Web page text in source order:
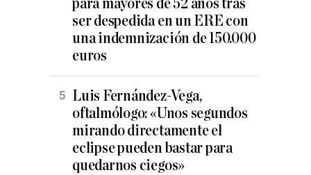
para mayores de 52 años tras
ser despedida en un ERE con
una indemnización de 150.000
euros
Luis Fernández-Vega,
oftalmólogo: «Unos segundos
mirando directamente el
eclipse pueden bastar para
quedarnos ciegos»